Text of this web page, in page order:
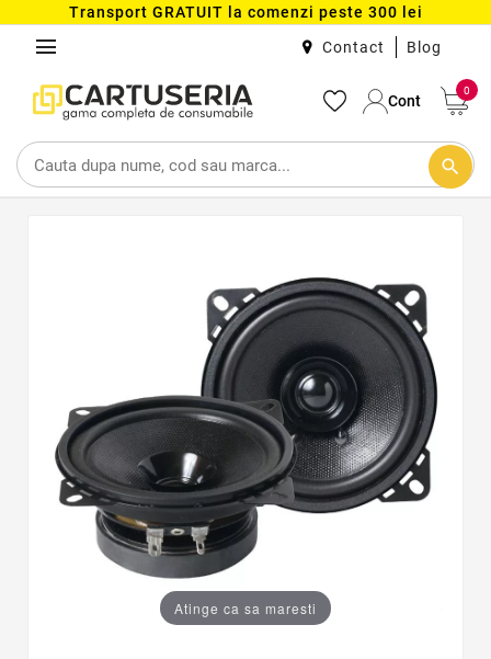
Transport GRATUIT la comenzi peste 300 lei
menu Contact Blog
Cont
0
search
Atinge ca sa maresti